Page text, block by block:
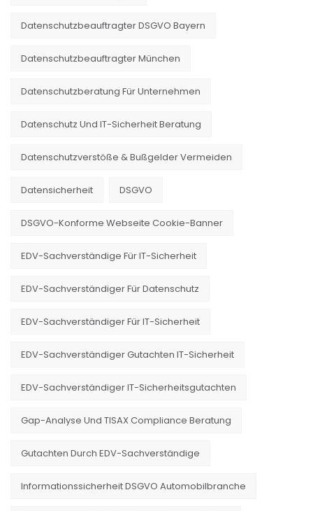
Datenschutzbeauftragter DSGVO Bayern
Datenschutzbeauftragter München
Datenschutzberatung Für Unternehmen
Datenschutz Und IT-Sicherheit Beratung
Datenschutzverstöße & Bußgelder Vermeiden
Datensicherheit DSGVO
DSGVO-Konforme Webseite Cookie-Banner
EDV-Sachverständige Für IT-Sicherheit
EDV-Sachverständiger Für Datenschutz
EDV-Sachverständiger Für IT-Sicherheit
EDV-Sachverständiger Gutachten IT-Sicherheit
EDV-Sachverständiger IT-Sicherheitsgutachten
Gap-Analyse Und TISAX Compliance Beratung
Gutachten Durch EDV-Sachverständige
Informationssicherheit DSGVO Automobilbranche